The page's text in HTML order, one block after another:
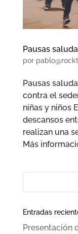
Pausas
por
Pausas
contra el
niñas y niños
descansos
realizan una
Más
Entradas
Presentación